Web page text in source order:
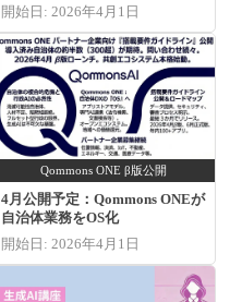
開始日: 2026年4月1日
Qommons ONE β版公開
4月公開予定：Qommons ONEが
自治体業務をOS化
開始日: 2026年4月1日